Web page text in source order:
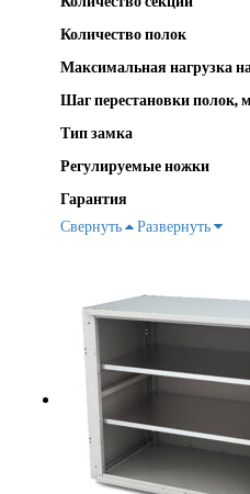
Количество полок
Максимальная нагрузка
Шаг перестановки полок,
Тип замка
Регулируемые ножки
Гарантия
Свернуть
Развернуть